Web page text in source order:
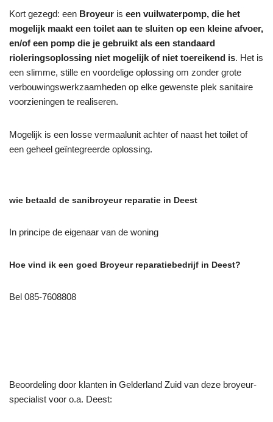
Kort gezegd: een Broyeur is een vuilwaterpomp, die het
mogelijk maakt een toilet aan te sluiten op een kleine afvoer,
en/of een pomp die je gebruikt als een standaard
rioleringsoplossing niet mogelijk of niet toereikend is. Het is
een slimme, stille en voordelige oplossing om zonder grote
verbouwingswerkzaamheden op elke gewenste plek sanitaire
voorzieningen te realiseren.
Mogelijk is een losse vermaalunit achter of naast het toilet of
een geheel geïntegreerde oplossing.
wie betaald de sanibroyeur reparatie in Deest
In principe de eigenaar van de woning
Hoe vind ik een goed Broyeur reparatiebedrijf in Deest?
Bel 085-7608808
Beoordeling door klanten in Gelderland Zuid van deze broyeur-
specialist voor o.a. Deest: